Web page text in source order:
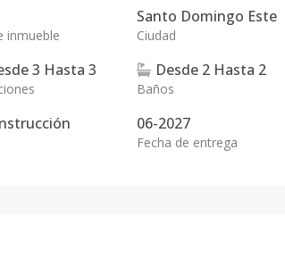
inmueble
Santo Domingo Este
Ciudad
3 Hasta 3 Desde 2 Hasta 2
Baños
06-2027
Fecha de entrega